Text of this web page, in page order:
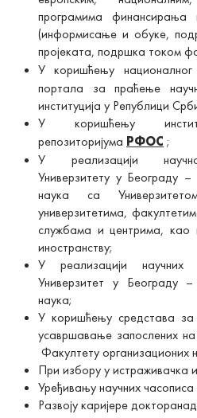
програмима финансирања
(информисање и обуке,
пројеката, подршка током
У коришћењу
портала за праћење
институција у Републици
У коришћењу
репозиторијума РФОС ;
У реализацији
Универзитету у Београду
наука са
универзитетима,
службама и центрима, као
иностранству;
У реализацији научних
Универзитет у Београду
наука;
У коришћењу средстава
усавршавање запослених
Факултету организационих
При избору у истраживачка
Уређивању научних
Развоју каријере